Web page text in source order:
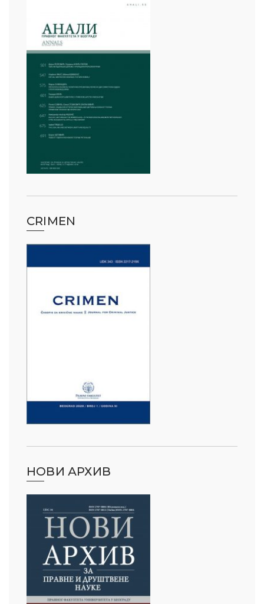
CRIMEN
НОВИ АРХИВ
Пословања” – Догађаји